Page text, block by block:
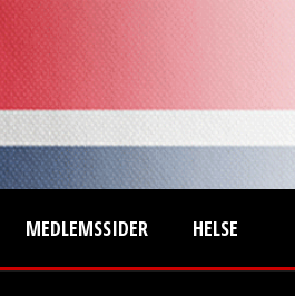
MEDLEMSSIDER HELSE